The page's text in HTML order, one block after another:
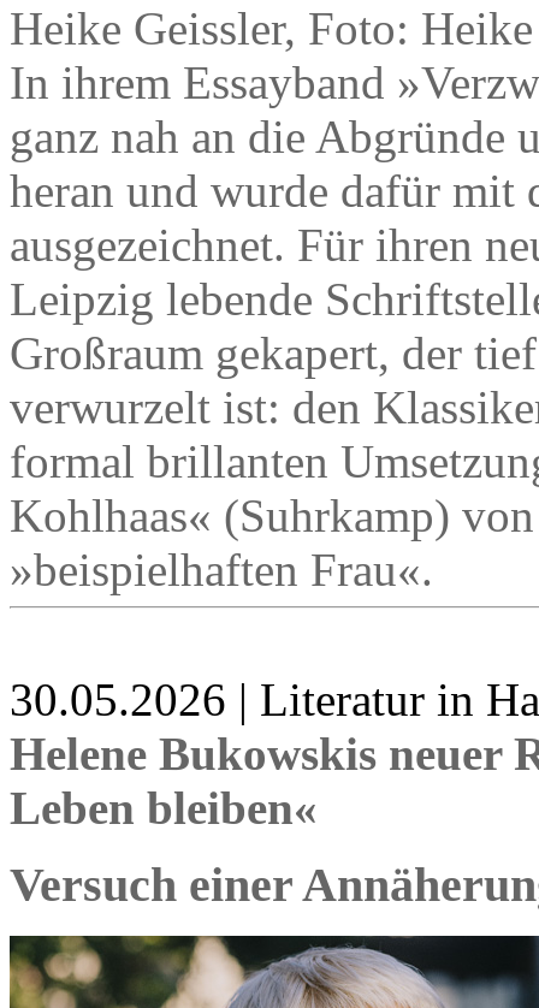
Heike Geissler, Foto:
In ihrem Essayband
ganz nah an die Abgründe
heran und wurde dafür mit
ausgezeichnet. Für ihren
Leipzig lebende
Großraum gekapert, der
verwurzelt ist: den
formal brillanten
Kohlhaas« (Suhrkamp)
»beispielhaften Frau«.
30.05.2026 | Literatur in
Helene Bukowskis neuer
Leben bleiben«
Versuch einer